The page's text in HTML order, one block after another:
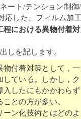
ート/テンション制
応した、フィルム加
程における異物付着
しを記します。
物付着対策として，
している。しかし，
したにもかかわら
との方が多い。
ン化技術とはどの